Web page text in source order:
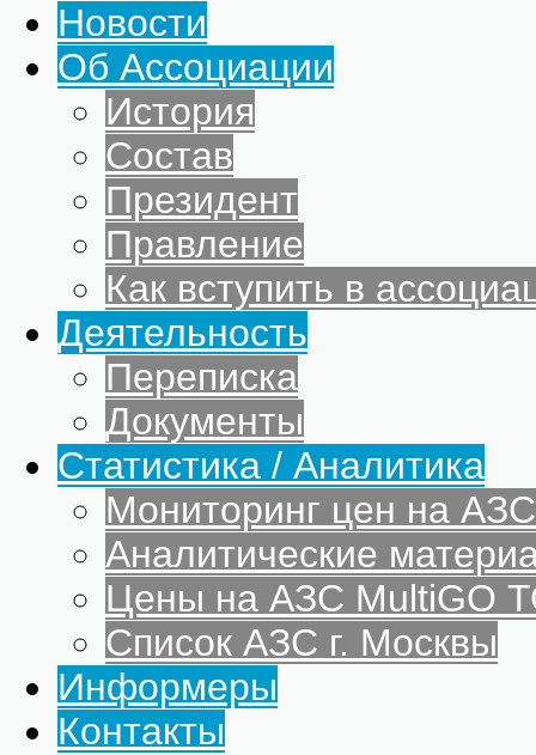
Новости
Об Ассоциации
История
Состав
Президент
Правление
Как вступить в
Деятельность
Переписка
Документы
Статистика / Аналитика
Мониторинг цен на
Аналитические
Цены на АЗС MultiGO
Список АЗС г. Москвы
Информеры
Контакты